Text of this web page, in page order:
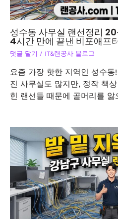
성수동 사무실 랜선정리
4시간 만에 끝낸 비포애프
댓글 달기 / IT&랜공사 블로그
요즘 가장 핫한 지역인 성수동
진 사무실도 많지만, 정작 책
힌 랜선들 때문에 골머리를